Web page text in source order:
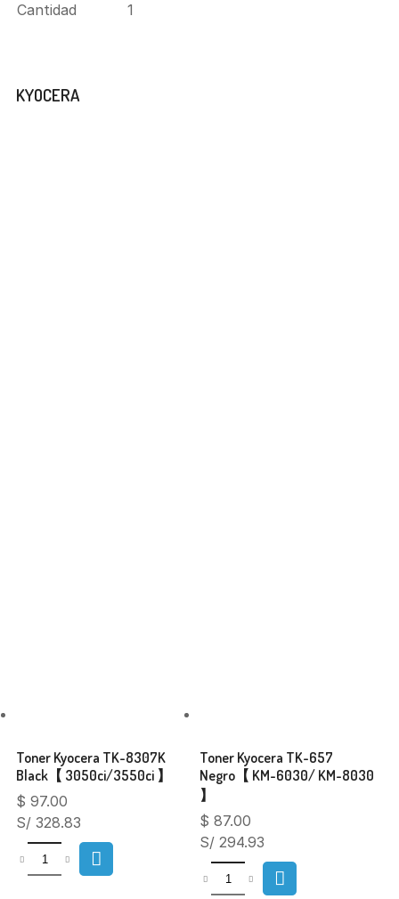
Cantidad
1
KYOCERA
Toner Kyocera TK-8307K
Black【 3050ci/3550ci 】
$ 97.00
S/ 328.83
Toner Kyocera TK-657
Negro【 KM-6030/ KM-8030
】
$ 87.00
S/ 294.93